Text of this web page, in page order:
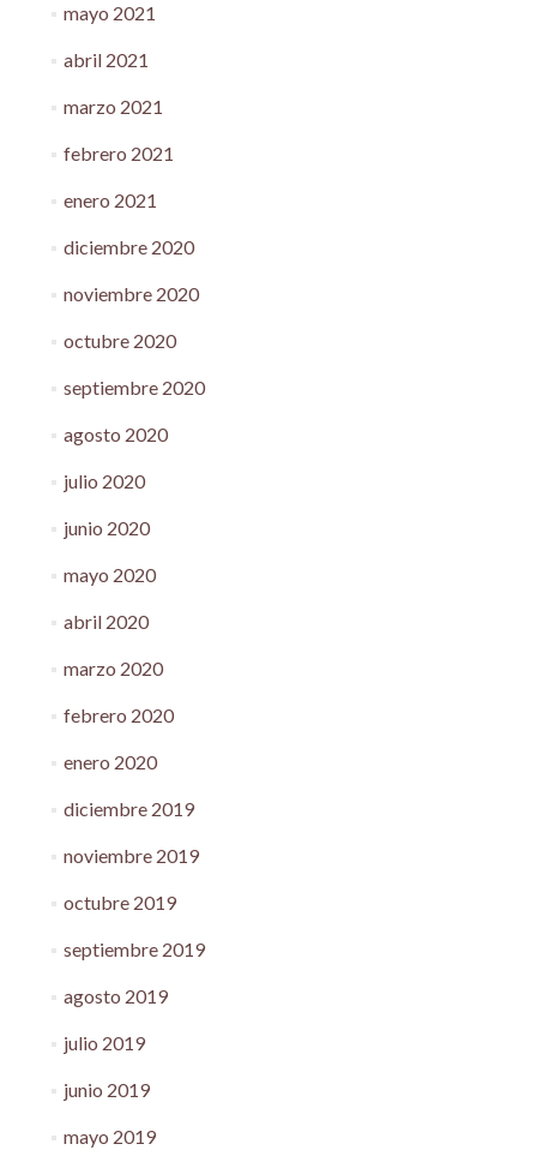
mayo 2021
abril 2021
marzo 2021
febrero 2021
enero 2021
diciembre 2020
noviembre 2020
octubre 2020
septiembre 2020
agosto 2020
julio 2020
junio 2020
mayo 2020
abril 2020
marzo 2020
febrero 2020
enero 2020
diciembre 2019
noviembre 2019
octubre 2019
septiembre 2019
agosto 2019
julio 2019
junio 2019
mayo 2019